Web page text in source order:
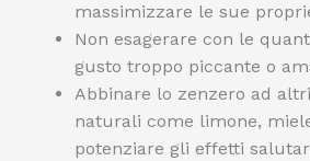
massimizzare le sue
Non esagerare con le
gusto troppo piccante o
Abbinare lo zenzero ad
naturali come limone,
potenziare gli effetti